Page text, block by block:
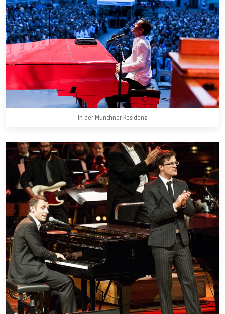
In der Münchner Residenz